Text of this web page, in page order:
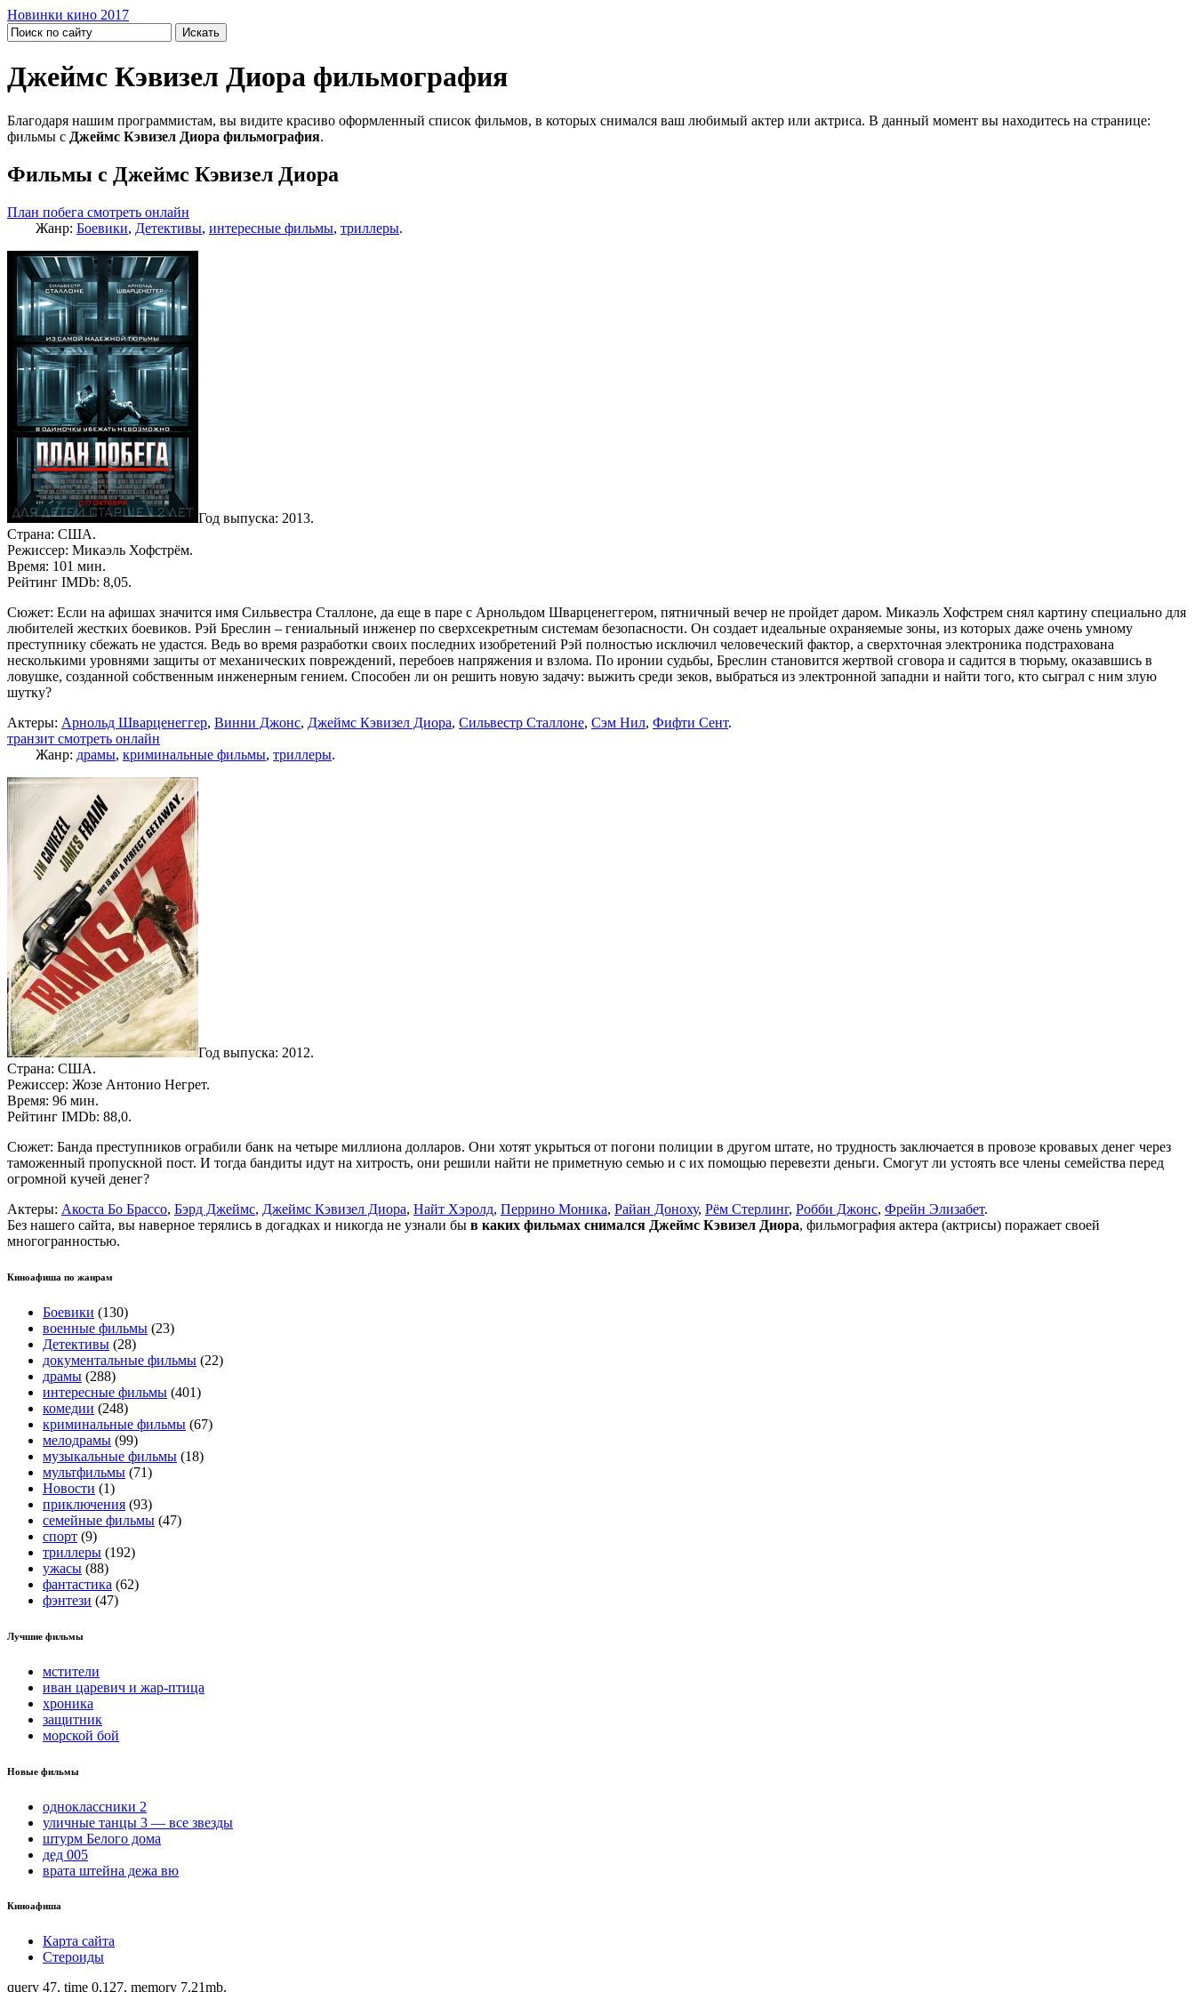
Новинки кино 2017
Джеймс Кэвизел Диора фильмография
Благодаря нашим программистам, вы видите красиво оформленный список фильмов, в которых снимался ваш любимый актер или актриса. В данный момент вы находитесь на странице:
фильмы с Джеймс Кэвизел Диора фильмография.
Фильмы с Джеймс Кэвизел Диора
План побега смотреть онлайн
Жанр: Боевики, Детективы, интересные фильмы, триллеры.
Год выпуска: 2013.
Страна: США.
Режиссер: Микаэль Хофстрём.
Время: 101 мин.
Рейтинг IMDb: 8,05.
Сюжет: Если на афишах значится имя Сильвестра Сталлоне, да еще в паре с Арнольдом Шварценеггером, пятничный вечер не пройдет даром. Микаэль Хофстрем снял картину специально для
любителей жестких боевиков. Рэй Бреслин – гениальный инженер по сверхсекретным системам безопасности. Он создает идеальные охраняемые зоны, из которых даже очень умному
преступнику сбежать не удастся. Ведь во время разработки своих последних изобретений Рэй полностью исключил человеческий фактор, а сверхточная электроника подстрахована
несколькими уровнями защиты от механических повреждений, перебоев напряжения и взлома. По иронии судьбы, Бреслин становится жертвой сговора и садится в тюрьму, оказавшись в
ловушке, созданной собственным инженерным гением. Способен ли он решить новую задачу: выжить среди зеков, выбраться из электронной западни и найти того, кто сыграл с ним злую
шутку?
Актеры: Арнольд Шварценеггер, Винни Джонс, Джеймс Кэвизел Диора, Сильвестр Сталлоне, Сэм Нил, Фифти Сент.
транзит смотреть онлайн
Жанр: драмы, криминальные фильмы, триллеры.
Год выпуска: 2012.
Страна: США.
Режиссер: Жозе Антонио Негрет.
Время: 96 мин.
Рейтинг IMDb: 88,0.
Сюжет: Банда преступников ограбили банк на четыре миллиона долларов. Они хотят укрыться от погони полиции в другом штате, но трудность заключается в провозе кровавых денег через
таможенный пропускной пост. И тогда бандиты идут на хитрость, они решили найти не приметную семью и с их помощью перевезти деньги. Смогут ли устоять все члены семейства перед
огромной кучей денег?
Актеры: Акоста Бо Брассо, Бэрд Джеймс, Джеймс Кэвизел Диора, Найт Хэролд, Перрино Моника, Райан Доноху, Рём Стерлинг, Робби Джонс, Фрейн Элизабет.
Без нашего сайта, вы наверное терялись в догадках и никогда не узнали бы в каких фильмах снимался Джеймс Кэвизел Диора, фильмография актера (актрисы) поражает своей
многогранностью.
Киноафиша по жанрам
Боевики (130)
военные фильмы (23)
Детективы (28)
документальные фильмы (22)
драмы (288)
интересные фильмы (401)
комедии (248)
криминальные фильмы (67)
мелодрамы (99)
музыкальные фильмы (18)
мультфильмы (71)
Новости (1)
приключения (93)
семейные фильмы (47)
спорт (9)
триллеры (192)
ужасы (88)
фантастика (62)
фэнтези (47)
Лучшие фильмы
мстители
иван царевич и жар-птица
хроника
защитник
морской бой
Новые фильмы
одноклассники 2
уличные танцы 3 — все звезды
штурм Белого дома
дед 005
врата штейна дежа вю
Киноафиша
Карта сайта
Стероиды
query 47, time 0,127, memory 7.21mb.